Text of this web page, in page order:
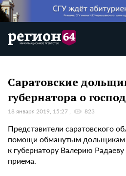
Саратовские
губернатора о
18 января 2019, 15:27 823
Представители саратовского
помощи обманутым дольщикам
к губернатору Валерию
приема.